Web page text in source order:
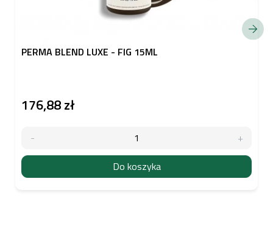
PERMA BLEND LUXE - FIG 15ML
176,88 zł
Do koszyka